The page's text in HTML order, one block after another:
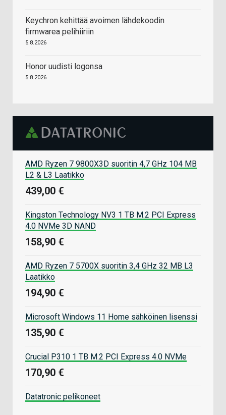
Keychron kehittää avoimen lähdekoodin
firmwarea pelihiiriin
5.8.2026
Honor uudisti logonsa
5.8.2026
AMD Ryzen 7 9800X3D suoritin 4,7 GHz 104 MB
L2 & L3 Laatikko
439,00 €
Kingston Technology NV3 1 TB M.2 PCI Express
4.0 NVMe 3D NAND
158,90 €
AMD Ryzen 7 5700X suoritin 3,4 GHz 32 MB L3
Laatikko
194,90 €
Microsoft Windows 11 Home sähköinen lisenssi
135,90 €
Crucial P310 1 TB M.2 PCI Express 4.0 NVMe
170,90 €
Datatronic pelikoneet